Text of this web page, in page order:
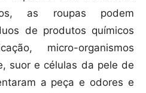
as roupas podem
de produtos químicos
micro-organismos
suor e células da pele de
a peça e odores e